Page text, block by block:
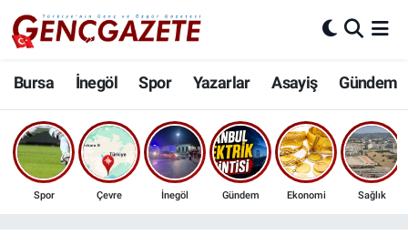
Bursa İnegöl Spor Yazarlar Asayiş Gündem
Spor Çevre İnegöl Gündem Ekonomi Sağlık
Bursa
İnegöl
3.SAYFA
Nöbetçi Eczaneler
Hava Durumu
Trafik Durumu